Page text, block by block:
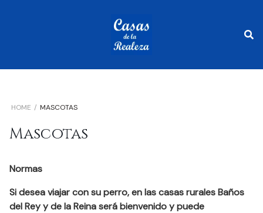
HOME MASCOTAS
Mascotas
Normas
Si desea viajar con su perro, en las casas rurales Baños
del Rey y de la Reina será bienvenido y puede